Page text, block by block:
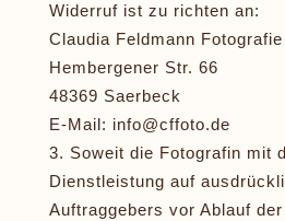
Widerruf ist zu richten an:
Claudia Feldmann Fotografie
Hembergener Str. 66
48369 Saerbeck
E-Mail: info@cffoto.de
Soweit die Fotografin mit
Dienstleistung auf
Auftraggebers vor Ablauf